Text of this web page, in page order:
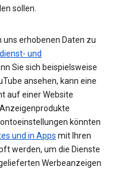
sollen.
erhobenen Daten zu
dienst- und
Sie sich beispielsweise
ansehen, kann eine
auf einer Website
könnten
und in Apps mit Ihren
werden, um die Dienste
Werbeanzeigen